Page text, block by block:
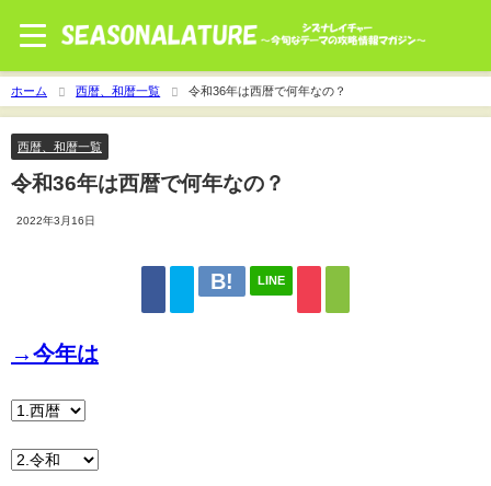
ホーム 西暦、和暦一覧 令和36年は西暦で何年なの？
西暦、和暦一覧
令和36年は西暦で何年なの？
2022年3月16日
LINE
→今年は